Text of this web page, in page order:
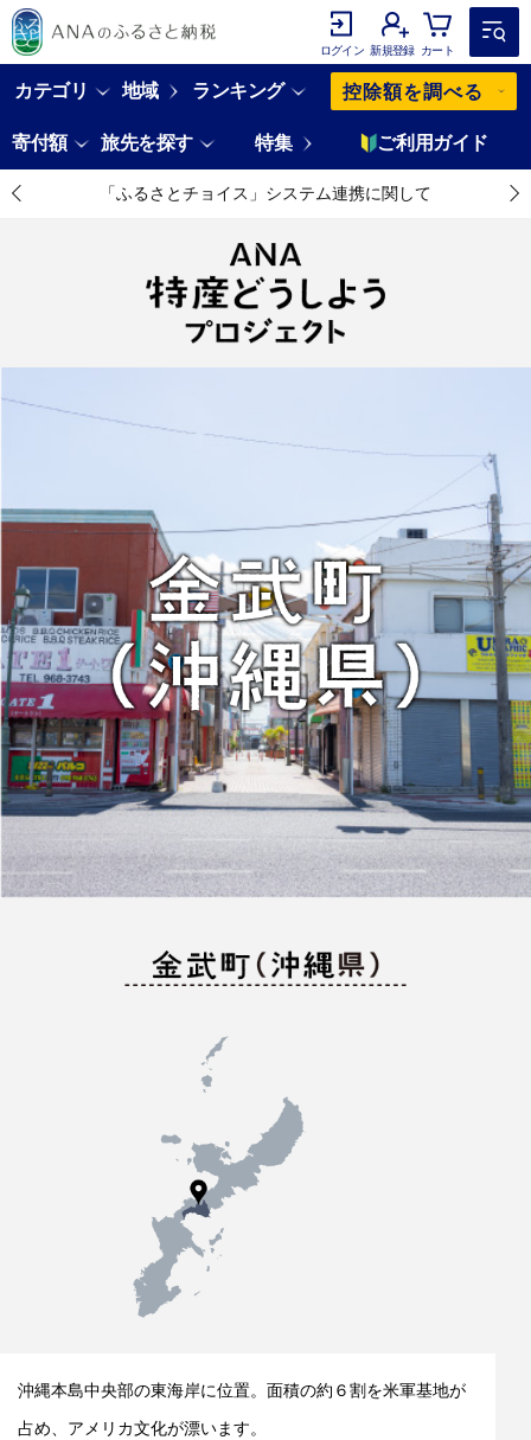
ログイン 新規登録 カート
カテゴリ 地域 ランキング 控除額を調べる
寄付額 旅先を探す 特集 ご利用ガイド
「ふるさとチョイス」システム連携に関して
沖縄本島中央部の東海岸に位置。面積の約６割を米軍基地が
占め、アメリカ文化が漂います。